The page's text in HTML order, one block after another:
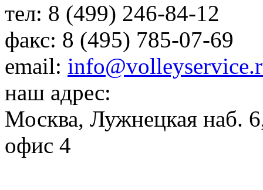
тел: 8 (499) 246-84-12
факс: 8 (495) 785-07-69
email:
наш адрес:
Москва, Лужнецкая наб.
офис 4